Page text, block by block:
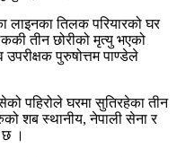
लाइनका तिलक परियारको घर
तीन छोरीको मृत्यु भएको
उपरीक्षक पुरुषोत्तम पाण्डेले
पहिरोले घरमा सुतिरहेका तीन
शब स्थानीय, नेपाली सेना र
छ ।